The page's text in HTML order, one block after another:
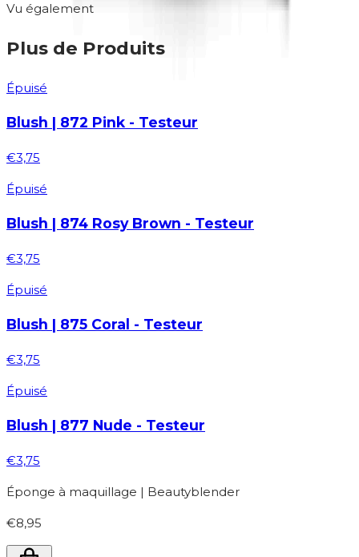
Vu également
Plus de Produits
Épuisé
Blush | 872 Pink - Testeur
€3,75
Épuisé
Blush | 874 Rosy Brown - Testeur
€3,75
Épuisé
Blush | 875 Coral - Testeur
€3,75
Épuisé
Blush | 877 Nude - Testeur
€3,75
Éponge à maquillage | Beautyblender
€8,95